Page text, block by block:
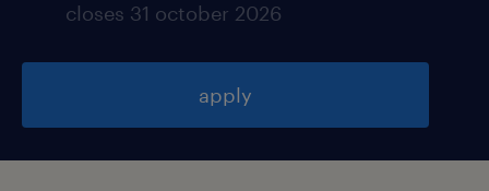
closes 31 october 2026
apply